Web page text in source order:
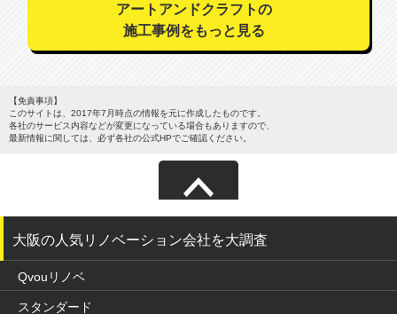
アートアンドクラフトの
施工事例をもっと見る
【免責事項】
このサイトは、2017年7月時点の情報を元に作成したものです。
各社のサービス内容などが変更になっている場合もありますので、
最新情報に関しては、必ず各社の公式HPでご確認ください。
大阪の人気リノベーション会社を大調査
Qvouリノベ
スタンダード